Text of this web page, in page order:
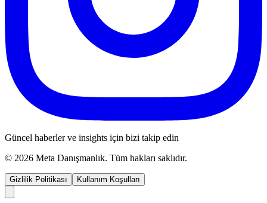
Güncel haberler ve insights için bizi takip edin
© 2026 Meta Danışmanlık. Tüm hakları saklıdır.
Gizlilik Politikası Kullanım Koşulları